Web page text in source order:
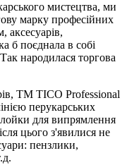
мистецтва, ми
марку професійних
аксесуарів,
б поєднала в собі
народилася торгова
ТМ TICO Professional
перукарських
для випрямлення
цього з'явилися не
пензлики,